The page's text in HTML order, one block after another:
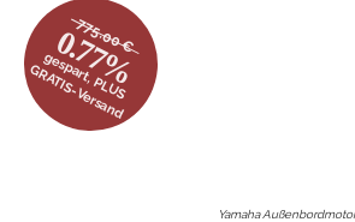
775.00 €
0.77%
gespart, PLUS
GRATIS-Versand
Yamaha